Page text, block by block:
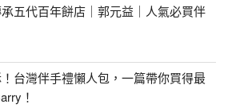
五代百年餅店｜郭元益｜人氣必買伴
台灣伴手禮懶人包，一篇帶你買得最
！